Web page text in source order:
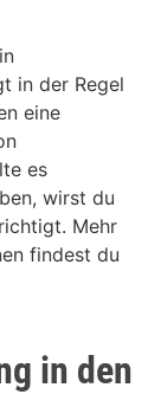
in der Regel
eine
es
wirst du
Mehr
findest du
in den